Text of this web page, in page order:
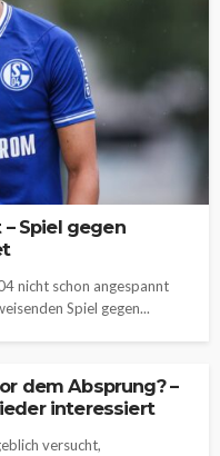
Spiel gegen
nicht schon angespannt
Spiel gegen...
dem Absprung? –
interessiert
versucht,